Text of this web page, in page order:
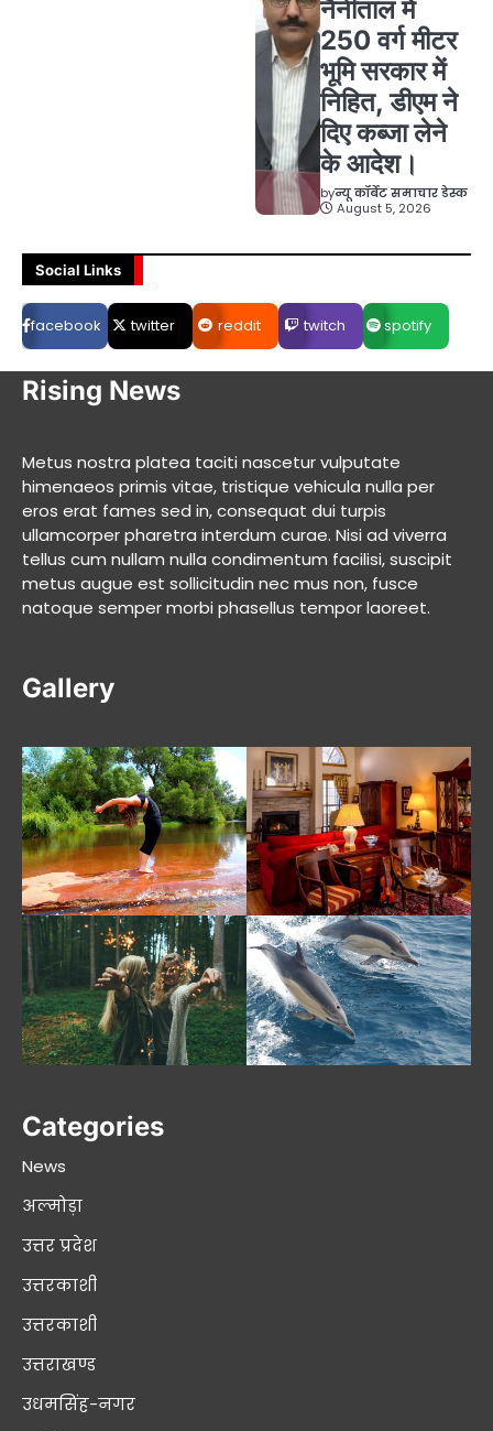
नैनीताल में
250 वर्ग मीटर
भूमि सरकार में
निहित, डीएम ने
दिए कब्जा लेने
के आदेश।
byन्यू कॉर्बेट समाचार डेस्क
August 5, 2026
Social Links
facebook twitter reddit twitch spotify
Rising News
Metus nostra platea taciti nascetur vulputate
himenaeos primis vitae, tristique vehicula nulla per
eros erat fames sed in, consequat dui turpis
ullamcorper pharetra interdum curae. Nisi ad viverra
tellus cum nullam nulla condimentum facilisi, suscipit
metus augue est sollicitudin nec mus non, fusce
natoque semper morbi phasellus tempor laoreet.
Gallery
Categories
News
अल्मोड़ा
उत्तर प्रदेश
उत्तरकाशी
उत्तरकाशी
उत्तराखण्ड
उधमसिंह-नगर